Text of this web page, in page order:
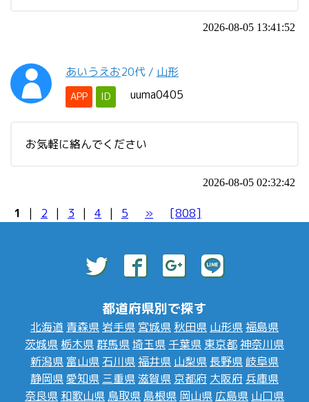
2026-08-05 13:41:52
あいうえお20代 / 山形
APP ID uuma0405
お気軽に絡んでください
2026-08-05 02:32:42
1 | 2 | 3 | 4 | 5 » [808]
都道府県別で探す
北海道 青森県 岩手県 宮城県 秋田県 山形県福島県
茨城県 栃木県群馬県埼玉県 千葉県 東京都神奈川県
新潟県 富山県 石川県福井県 山梨県 長野県 岐阜県
静岡県愛知県 三重県滋賀県 京都府 大阪府 兵庫県
奈良県 和歌山県 鳥取県 島根県 岡山県 広島県 山口県